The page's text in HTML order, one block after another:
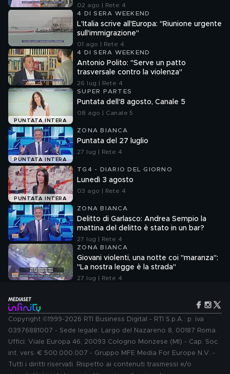
02 ago | Rete 4
4 DI SERA WEEKEND
L'Italia scrive all'Europa: "Riunione urgente
sull'immigrazione"
01 ago | Rete 4
4 DI SERA WEEKEND
Antonio Polito: "Serve un patto
trasversale contro la violenza"
26 lug | Rete 4
PUNTATA INTERA
SUPER PARTES
Puntata dell'8 agosto, Canale 5
08 ago | Canale 5
PUNTATA INTERA
ZONA BIANCA
Puntata del 27 luglio
27 lug | Rete 4
PUNTATA INTERA
TG4 - DIARIO DEL GIORNO
Lunedì 3 agosto
03 ago | Rete 4
ZONA BIANCA
Delitto di Garlasco: Andrea Sempio la
mattina del delitto è stato in un bar?
27 lug | Rete 4
ZONA BIANCA
Giovani violenti, una notte coi "maranza":
"La nostra legge è la strada"
27 lug | Rete 4
Copyright ©1999-2026 RTI Business Digital - RTI S.p.A.: p. iva
03976881007 - Sede legale: Largo del Nazareno 8, 00187 Roma.
Uffici: Viale Europa 46, 20093 Cologno Monzese (MI) - Cap. Soc.
int. vers. € 500.000.007 - Gruppo MFE Media For Europe N.V. -
Tutti i diritti riservati. Rispetto ai contenuti trasmessi e/o